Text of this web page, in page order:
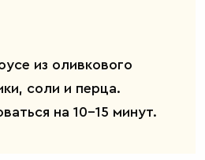
из оливкового
соли и перца.
на 10-15 минут.